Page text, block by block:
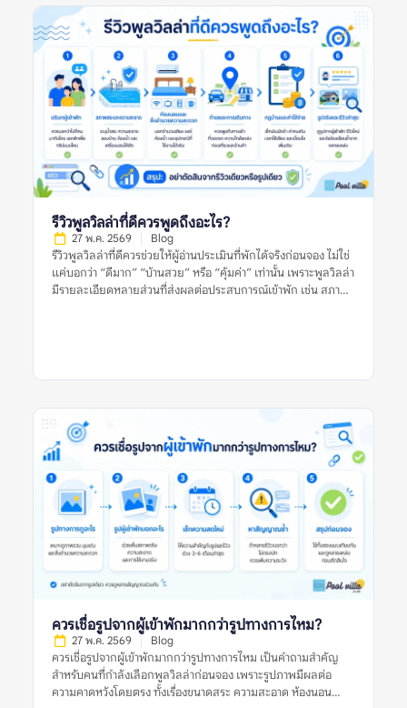
หรือรูปเดียว เพราะพูลวิลล่าที่เหมาะกับคนหนึ่งอาจไม่เหมาะกับอีก
กลุ่มหนึ่งเสมอไป รายการพูลวิลล่าแนะนำที่น่าสนใจและเชื่อถือได้
หมายถึงอะไร? รายการพูลวิลล่าแนะนำที่น่าสนใจและเชื่อถือได้
หมายถึงรายชื่อที่พักพูลวิลล่าที่ถูกนำเสนอว่าเหมาะแก่การพิจารณา
โดยอาจคัดจากทำเล ราคา ความนิยม รูปภาพ รีวิว สิ่งอำนวยความ
สะดวก หรือความเหมาะสมกับกลุ่มผู้เข้าพักบางประเภท อย่างไร
ก็ตาม คำว่า “แนะนำ” ไม่ได้แปลว่าที่พักนั้นเหมาะกับทุกคน และไม่
ได้รับประกันว่าประสบการณ์เข้าพักจะตรงกับความคาดหวังเสมอไป
เพราะผู้จองแต่ละกลุ่มมีเงื่อนไขต่างกัน เช่น จำนวนคน งบประมาณ
ความต้องการใช้สระ ความต้องการทำอาหาร ความเงียบสงบ หรือ
ความสะดวกในการเดินทาง ลิสต์แนะนำที่มีคุณภาพควรช่วยให้ผู้
อ่านเห็นเกณฑ์การพิจารณา ไม่ใช่แค่บอกว่าที่พักใด “ดีที่สุด” โดย
ไม่มีเหตุผลประกอบ ยิ่งลิสต์อธิบายเกณฑ์ชัดเจน เช่น เหมาะกับ
ครอบครัว […]
รีวิวพูลวิลล่าที่ดีควรพูดถึงอะไร?
27 พ.ค. 2569 Blog
รีวิวพูลวิลล่าที่ดีควรช่วยให้ผู้อ่านประเมินที่พักได้จริงก่อนจอง ไม่ใช่
แค่บอกว่า “ดีมาก” “บ้านสวย” หรือ “คุ้มค่า” เท่านั้น เพราะพูลวิลล่า
มีรายละเอียดหลายส่วนที่ส่งผลต่อประสบการณ์เข้าพัก เช่น สภาพ
เพียงอย่างเดียว ควรดูหลายสัญญาณร่วมกัน ทั้งรูปจริงจากผู้เข้าพัก
ตัดสินใจ รีวิวพูลวิลล่าที่ดีหมายถึงอะไร? รีวิวพูลวิลล่าที่ดี คือรีวิวที่
ให้ข้อมูลเพียงพอสำหรับการตัดสินใจ ไม่ได้มีประโยชน์แค่เพราะให้
คะแนนสูง แต่ต้องบอกให้ชัดว่าที่พักดีในด้านใด มีข้อจำกัดอะไร
และเหมาะกับผู้เข้าพักแบบไหน รีวิวที่ดีควรตอบคำถามสำคัญ เช่น
บ้านตรงกับรูปไหม สระสะอาดหรือเปล่า ห้องนอนพอสำหรับจำนวน
คนจริงไหม ห้องน้ำใช้งานสะดวกไหม ทำเลเดินทางง่ายหรือไม่ และมี
ค่าใช้จ่ายเพิ่มเติมที่ควรรู้ก่อนจองหรือเปล่า ตัวอย่างรีวิวที่มีประโยชน์
คือรีวิวที่บอกว่า “ไป 10 คน ห้องนอนพอดี เตียงเสริมใช้ได้ สระน้ำ
สะอาด แต่ทางเข้าค่อนข้างแคบ ควรใช้รถส่วนตัว” รีวิวแบบนี้ช่วยให้
ผู้อ่านประเมินได้ดีกว่าคำสั้น ๆ […]
ควรเชื่อรูปจากผู้เข้าพักมากกว่ารูปทางการไหม?
27 พ.ค. 2569 Blog
ควรเชื่อรูปจากผู้เข้าพักมากกว่ารูปทางการไหม เป็นคำถามสำคัญ
สำหรับคนที่กำลังเลือกพูลวิลล่าก่อนจอง เพราะรูปภาพมีผลต่อ
ความคาดหวังโดยตรง ทั้งเรื่องขนาดสระ ความสะอาด ห้องนอน